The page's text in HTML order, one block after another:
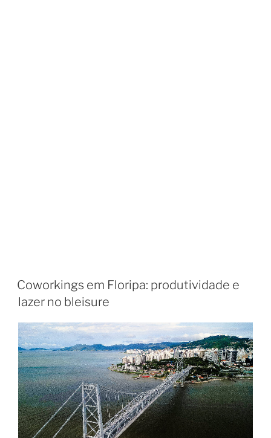
Coworkings em Floripa: produtividade e
lazer no bleisure